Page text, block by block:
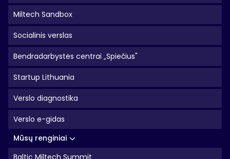
Miltech Sandbox
Socialinis verslas
Bendradarbystės centrai „Spiečius"
Startup Lithuania
Verslo diagnostika
Verslo e-gidas
Mūsų renginiai